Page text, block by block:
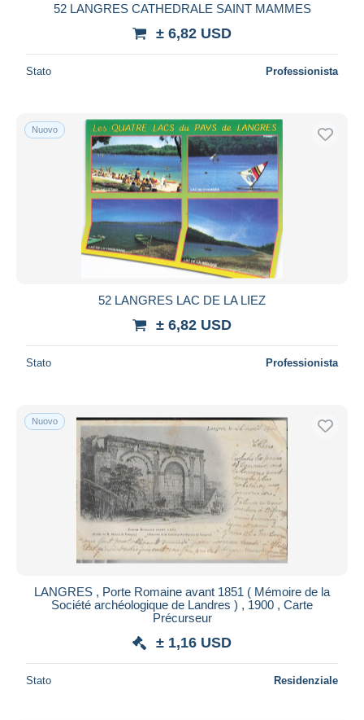
52 LANGRES CATHEDRALE SAINT MAMMES
± 6,82 USD
Stato Professionista
Nuovo
52 LANGRES LAC DE LA LIEZ
± 6,82 USD
Stato Professionista
Nuovo
LANGRES , Porte Romaine avant 1851 ( Mémoire de la
Société archéologique de Landres ) , 1900 , Carte
Précurseur
± 1,16 USD
Stato Residenziale